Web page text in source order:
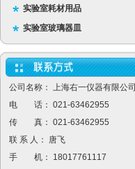
实验室耗材用品
实验室玻璃器皿
公司名称： 上海右一仪器有限公司
电 话： 021-63462955
传 真： 021-63462955
联 系 人： 唐飞
手 机： 18017761117